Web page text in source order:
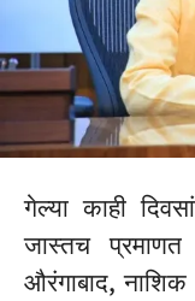
गेल्या काही
जास्तच
औरंगाबाद, नाशिक